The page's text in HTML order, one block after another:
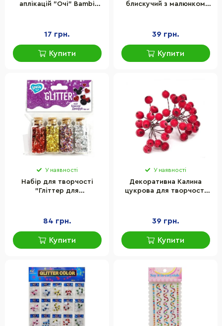
аплікацій "Очі" Bambi
17 грн.
Купити
блискучий з малюнком
39 грн.
Купити
У наявності
Набір для творчості
"Гліттер для
84 грн.
Купити
У наявності
Декоративна Калина
цукрова для творчості
39 грн.
Купити